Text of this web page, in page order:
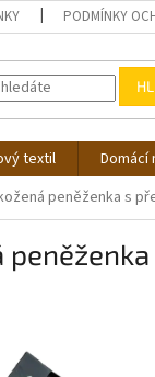
PODMÍNKY
textil Domácí
peněženka s